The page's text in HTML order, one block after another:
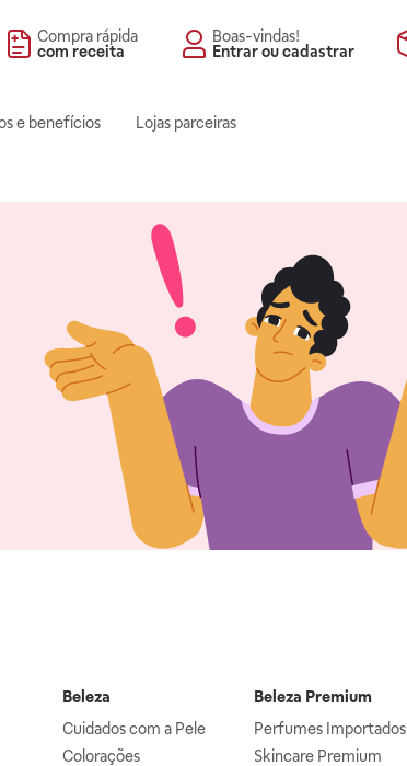
Compra rápida
com receita
Boas-vindas!
Entrar ou cadastrar
e benefícios Lojas parceiras
Beleza
Cuidados com a Pele
Colorações
Beleza Premium
Perfumes Importados
Skincare Premium